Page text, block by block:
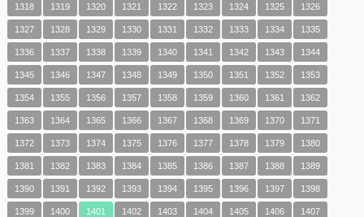
1318 1319 1320 1321 1322 1323 1324 1325 1326
1327 1328 1329 1330 1331 1332 1333 1334 1335
1336 1337 1338 1339 1340 1341 1342 1343 1344
1345 1346 1347 1348 1349 1350 1351 1352 1353
1354 1355 1356 1357 1358 1359 1360 1361 1362
1363 1364 1365 1366 1367 1368 1369 1370 1371
1372 1373 1374 1375 1376 1377 1378 1379 1380
1381 1382 1383 1384 1385 1386 1387 1388 1389
1390 1391 1392 1393 1394 1395 1396 1397 1398
1399 1400 1401 1402 1403 1404 1405 1406 1407